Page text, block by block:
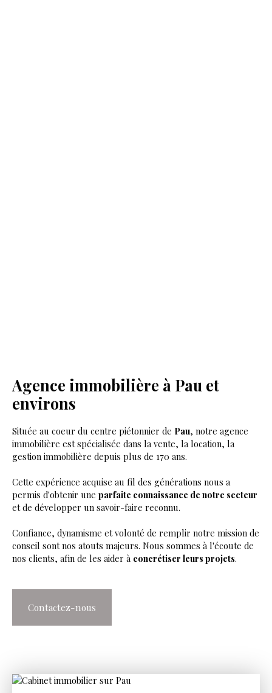
Agence immobilière à Pau et
environs
Située au coeur du centre piétonnier de Pau, notre agence
immobilière est spécialisée dans la vente, la location, la
gestion immobilière depuis plus de 170 ans.
Cette expérience acquise au fil des générations nous a
permis d'obtenir une parfaite connaissance de notre secteur
et de développer un savoir-faire reconnu.
Confiance, dynamisme et volonté de remplir notre mission de
conseil sont nos atouts majeurs. Nous sommes à l'écoute de
nos clients, afin de les aider à concrétiser leurs projets.
Contactez-nous